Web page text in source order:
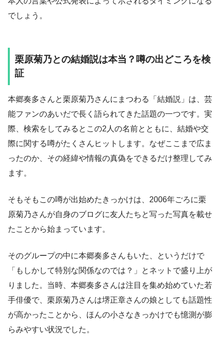
でしょう。
栗原菊乃との結婚説は本当？噂の出どころを検
証
本郷奏多さんと栗原菊乃さんにまつわる「結婚説」は、芸
能ファンのあいだで長く語られてきた話題の一つです。実
際、検索をしてみるとこの2人の名前とともに、結婚や交
際に関する噂がたくさんヒットします。なぜここまで広ま
ったのか、その経緯や情報の真偽をできるだけ整理してみ
ます。
そもそもこの噂が出始めたきっかけは、2006年ごろに栗
原菊乃さんが自身のブログに友人たちと写った写真を載せ
たことから始まっています。
そのグループの中に本郷奏多さんもいた、というだけで
「もしかして特別な関係なのでは？」とネットで盛り上が
りました。当時、本郷奏多さんは注目を集め始めていた若
手俳優で、栗原菊乃さんは堺正章さんの娘としても話題性
が高かったことから、ほんの小さなきっかけでも憶測が膨
らみやすい状況でした。